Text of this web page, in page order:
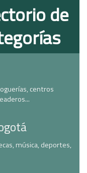
de
centros
música, deportes,